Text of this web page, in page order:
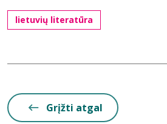
lietuvių literatūra
Grįžti atgal